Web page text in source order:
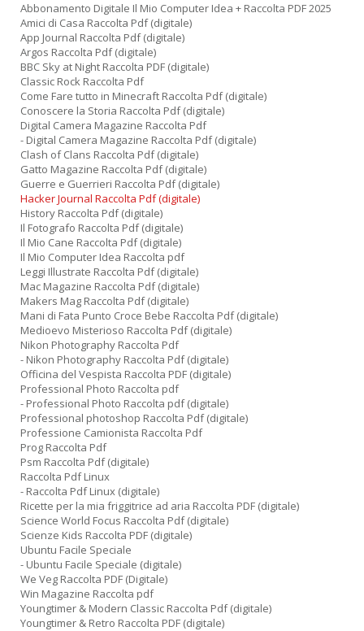
Abbonamento Digitale Il Mio Computer Idea + Raccolta PDF 2025
Amici di Casa Raccolta Pdf (digitale)
App Journal Raccolta Pdf (digitale)
Argos Raccolta Pdf (digitale)
BBC Sky at Night Raccolta PDF (digitale)
Classic Rock Raccolta Pdf
Come Fare tutto in Minecraft Raccolta Pdf (digitale)
Conoscere la Storia Raccolta Pdf (digitale)
Digital Camera Magazine Raccolta Pdf
- Digital Camera Magazine Raccolta Pdf (digitale)
Clash of Clans Raccolta Pdf (digitale)
Gatto Magazine Raccolta Pdf (digitale)
Guerre e Guerrieri Raccolta Pdf (digitale)
Hacker Journal Raccolta Pdf (digitale)
History Raccolta Pdf (digitale)
Il Fotografo Raccolta Pdf (digitale)
Il Mio Cane Raccolta Pdf (digitale)
Il Mio Computer Idea Raccolta pdf
Leggi Illustrate Raccolta Pdf (digitale)
Mac Magazine Raccolta Pdf (digitale)
Makers Mag Raccolta Pdf (digitale)
Mani di Fata Punto Croce Bebe Raccolta Pdf (digitale)
Medioevo Misterioso Raccolta Pdf (digitale)
Nikon Photography Raccolta Pdf
- Nikon Photography Raccolta Pdf (digitale)
Officina del Vespista Raccolta PDF (digitale)
Professional Photo Raccolta pdf
- Professional Photo Raccolta pdf (digitale)
Professional photoshop Raccolta Pdf (digitale)
Professione Camionista Raccolta Pdf
Prog Raccolta Pdf
Psm Raccolta Pdf (digitale)
Raccolta Pdf Linux
- Raccolta Pdf Linux (digitale)
Ricette per la mia friggitrice ad aria Raccolta PDF (digitale)
Science World Focus Raccolta Pdf (digitale)
Scienze Kids Raccolta PDF (digitale)
Ubuntu Facile Speciale
- Ubuntu Facile Speciale (digitale)
We Veg Raccolta PDF (Digitale)
Win Magazine Raccolta pdf
Youngtimer & Modern Classic Raccolta Pdf (digitale)
Youngtimer & Retro Raccolta PDF (digitale)